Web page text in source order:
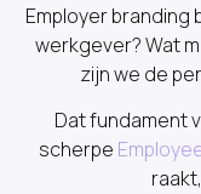
Employer branding
werkgever? Wat
zijn we de
Dat fundament
scherpe